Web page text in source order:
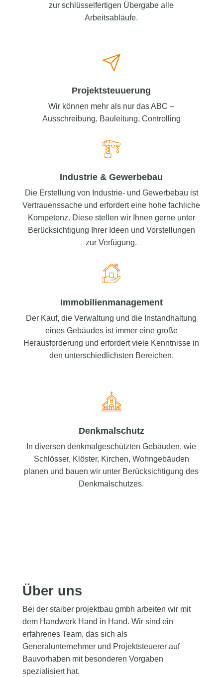
zur schlüsselfertigen Übergabe alle
Arbeitsabläufe.
Projektsteu­uerung
Wir können mehr als nur das ABC –
Ausschreibung, Bauleitung, Controlling
Industrie & Gewerbebau
Die Erstellung von Industrie- und Gewerbebau ist
Vertrauenssache und erfordert eine hohe fachliche
Kompetenz. Diese stellen wir Ihnen gerne unter
Berücksichtigung Ihrer Ideen und Vorstellungen
zur Verfügung.
Immobilien­management
Der Kauf, die Verwaltung und die Instandhaltung
eines Gebäudes ist immer eine große
Herausforderung und erfordert viele Kenntnisse in
den unterschiedlichsten Bereichen.
Denkmalschutz
In diversen denkmalgeschützten Gebäuden, wie
Schlösser, Klöster, Kirchen, Wohngebäuden
planen und bauen wir unter Berücksichtigung des
Denkmalschutzes.
Über uns
Bei der staiber projektbau gmbh arbeiten wir mit
dem Handwerk Hand in Hand. Wir sind ein
erfahrenes Team, das sich als
Generalunternehmer und Projektsteuerer auf
Bauvorhaben mit besonderen Vorgaben
spezialisiert hat.